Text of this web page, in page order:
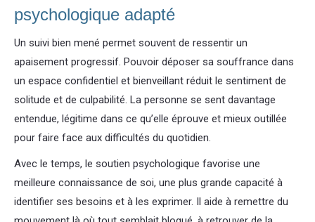
psychologique adapté
Un suivi bien mené permet souvent de ressentir un
apaisement progressif. Pouvoir déposer sa souffrance dans
un espace confidentiel et bienveillant réduit le sentiment de
solitude et de culpabilité. La personne se sent davantage
entendue, légitime dans ce qu’elle éprouve et mieux outillée
pour faire face aux difficultés du quotidien.
Avec le temps, le soutien psychologique favorise une
meilleure connaissance de soi, une plus grande capacité à
identifier ses besoins et à les exprimer. Il aide à remettre du